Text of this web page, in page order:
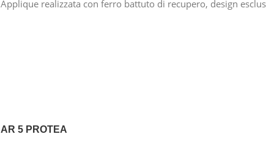
Applique realizzata con ferro battuto di recupero, design
AR 5 PROTEA